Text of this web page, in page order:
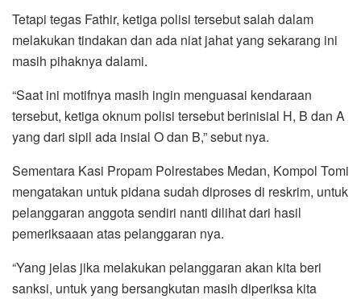
Tetapi tegas Fathir, ketiga polisi tersebut salah dalam
melakukan tindakan dan ada niat jahat yang sekarang ini
masih pihaknya dalami.
“Saat ini motifnya masih ingin menguasai kendaraan
tersebut, ketiga oknum polisi tersebut berinisial H, B dan A
yang dari sipil ada insial O dan B,” sebut nya.
Sementara Kasi Propam Polrestabes Medan, Kompol Tomi
mengatakan untuk pidana sudah diproses di reskrim, untuk
pelanggaran anggota sendiri nanti dilihat dari hasil
pemeriksaaan atas pelanggaran nya.
“Yang jelas jika melakukan pelanggaran akan kita beri
sanksi, untuk yang bersangkutan masih diperiksa kita